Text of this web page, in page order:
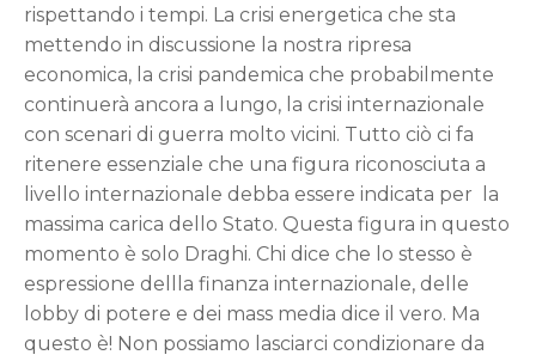
rispettando i tempi. La crisi energetica che sta
mettendo in discussione la nostra ripresa
economica, la crisi pandemica che probabilmente
continuerà ancora a lungo, la crisi internazionale
con scenari di guerra molto vicini. Tutto ciò ci fa
ritenere essenziale che una figura riconosciuta a
livello internazionale debba essere indicata per la
massima carica dello Stato. Questa figura in questo
momento è solo Draghi. Chi dice che lo stesso è
espressione dellla finanza internazionale, delle
lobby di potere e dei mass media dice il vero. Ma
questo è! Non possiamo lasciarci condizionare da